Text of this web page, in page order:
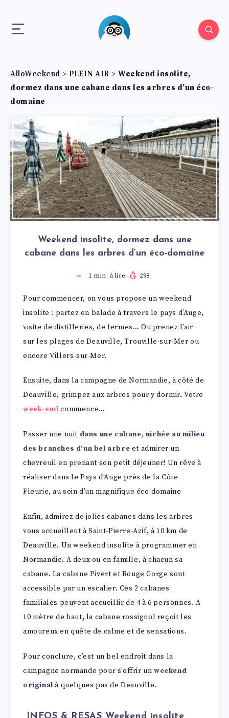
AlloWeekend > PLEIN AIR > Weekend insolite,
dormez dans une cabane dans les arbres d’un éco-
domaine
Weekend insolite, dormez dans une
cabane dans les arbres d’un éco-domaine
1 min. à lire 298
Pour commencer, on vous propose un weekend
insolite : partez en balade à travers le pays d’Auge,
visite de distilleries, de fermes… Ou prenez l’air
sur les plages de Deauville, Trouville-sur-Mer ou
encore Villers-sur-Mer.
Ensuite, dans la campagne de Normandie, à côté de
Deauville, grimpez aux arbres pour y dormir. Votre
week-end commence…
Passer une nuit dans une cabane, nichée au milieu
des branches d’un bel arbre et admirer un
chevreuil en prenant son petit déjeuner! Un rêve à
réaliser dans le Pays d’Auge près de la Côte
Fleurie, au sein d’un magnifique éco-domaine
Enfin, admirez de jolies cabanes dans les arbres
vous accueillent à Saint-Pierre-Azif, à 10 km de
Deauville. Un weekend insolite à programmer en
Normandie. A deux ou en famille, à chacun sa
cabane. La cabane Pivert et Rouge Gorge sont
accessible par un escalier. Ces 2 cabanes
familiales peuvent accueillir de 4 à 6 personnes. A
10 mètre de haut, la cabane rossignol reçoit les
amoureux en quête de calme et de sensations.
Pour conclure, c’est un bel endroit dans la
campagne normande pour s’offrir unweekend
original à quelques pas de Deauville.